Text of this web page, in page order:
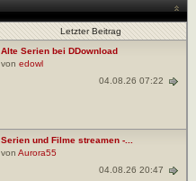
Letzter Beitrag
Alte Serien bei DDownload
von edowl
04.08.26 07:22
Serien und Filme streamen -...
von Aurora55
04.08.26 20:47